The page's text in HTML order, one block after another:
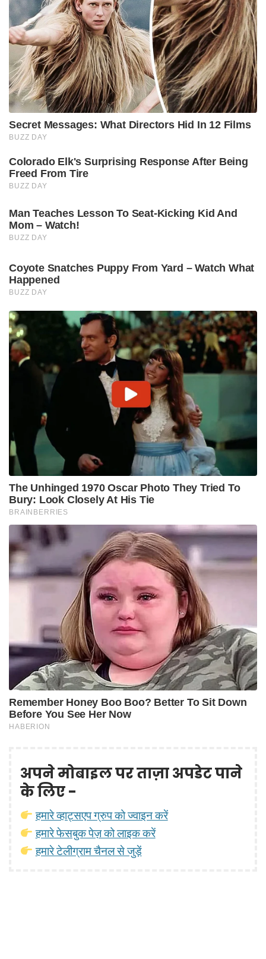
अपने मोबाइल पर ताज़ा अपडेट पाने
के लिए -
हमारे व्हाट्सएप ग्रुप को ज्वाइन करें
हमारे फेसबुक पेज़ को लाइक करें
हमारे टेलीग्राम चैनल से जुड़ें